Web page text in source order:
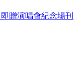
贈演唱會紀念場刊